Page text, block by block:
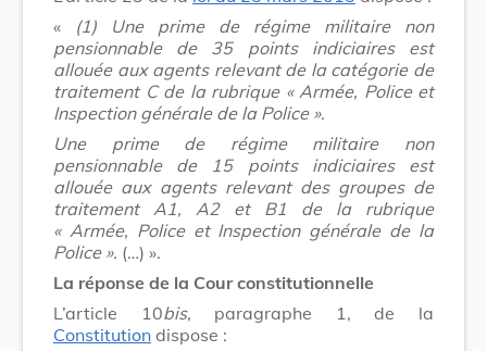
« (1) Une prime de régime militaire non
pensionnable de 35 points indiciaires est
allouée aux agents relevant de la catégorie de
traitement C de la rubrique « Armée, Police et
Inspection générale de la Police ».
Une prime de régime militaire non
pensionnable de 15 points indiciaires est
allouée aux agents relevant des groupes de
traitement A1, A2 et B1 de la rubrique
« Armée, Police et Inspection générale de la
Police ». (…) ».
La réponse de la Cour constitutionnelle
L’article 10bis, paragraphe 1, de la
Constitution dispose :